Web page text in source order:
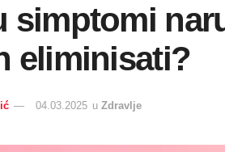
simptomi
eliminisati?
04.03.2025 u Zdravlje